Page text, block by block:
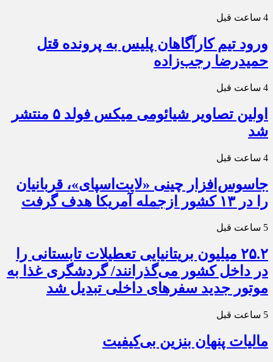
4 ساعت قبل
ورود تیم کارآگاهان پلیس به پرونده قتل
حمیدرضا رجب‌زاده
4 ساعت قبل
اولین تصاویر شیائومی میکس فولد ۵ منتشر
شد
4 ساعت قبل
جاسوس‌افزار چینی «لایت‌اسپای»، قربانیان
را در ۱۳ کشور ازجمله آمریکا هدف گرفت
5 ساعت قبل
۲۵.۲ میلیون بریتانیایی تعطیلات تابستانی را
در داخل کشور می‌گذرانند/ گردشگری غذا به
موتور جدید سفرهای داخلی تبدیل شد
5 ساعت قبل
مالیات پنهان بنزین بی‌کیفیت